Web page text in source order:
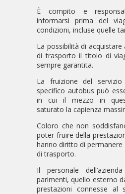
È compito e
informarsi prima del
condizioni, incluse quelle
La possibilità di
di trasporto il titolo di
sempre garantita.
La fruizione del
specifico autobus può
in cui il mezzo in
saturato la capienza
Coloro che non
poter fruire della
hanno diritto di
di trasporto.
Il personale
parimenti, quello esterno
prestazioni connesse al